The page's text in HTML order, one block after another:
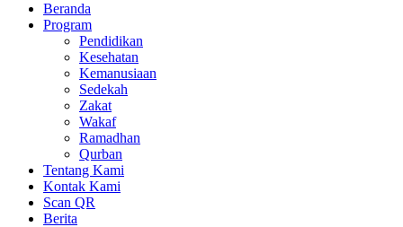
Beranda
Program
Pendidikan
Kesehatan
Kemanusiaan
Sedekah
Zakat
Wakaf
Ramadhan
Qurban
Tentang Kami
Kontak Kami
Scan QR
Berita